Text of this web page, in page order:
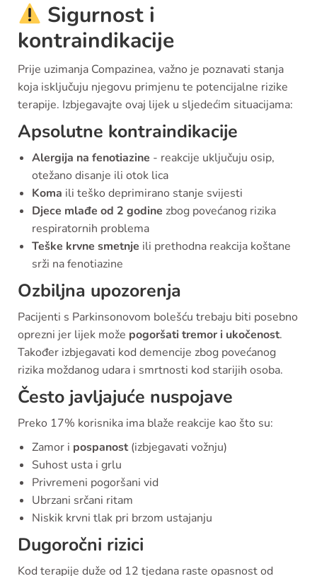
Sigurnost i
kontraindikacije
Prije uzimanja Compazinea, važno je poznavati stanja
koja isključuju njegovu primjenu te potencijalne rizike
terapije. Izbjegavajte ovaj lijek u sljedećim situacijama:
Apsolutne kontraindikacije
Alergija na fenotiazine - reakcije uključuju osip,
otežano disanje ili otok lica
Koma ili teško deprimirano stanje svijesti
Djece mlađe od 2 godine zbog povećanog rizika
respiratornih problema
Teške krvne smetnje ili prethodna reakcija koštane
srži na fenotiazine
Ozbiljna upozorenja
Pacijenti s Parkinsonovom bolešću trebaju biti posebno
oprezni jer lijek može pogoršati tremor i ukočenost.
Također izbjegavati kod demencije zbog povećanog
rizika moždanog udara i smrtnosti kod starijih osoba.
Često javljajuće nuspojave
Preko 17% korisnika ima blaže reakcije kao što su:
Zamor i pospanost (izbjegavati vožnju)
Suhost usta i grlu
Privremeni pogoršani vid
Ubrzani srčani ritam
Niskik krvni tlak pri brzom ustajanju
Dugoročni rizici
Kod terapije duže od 12 tjedana raste opasnost od